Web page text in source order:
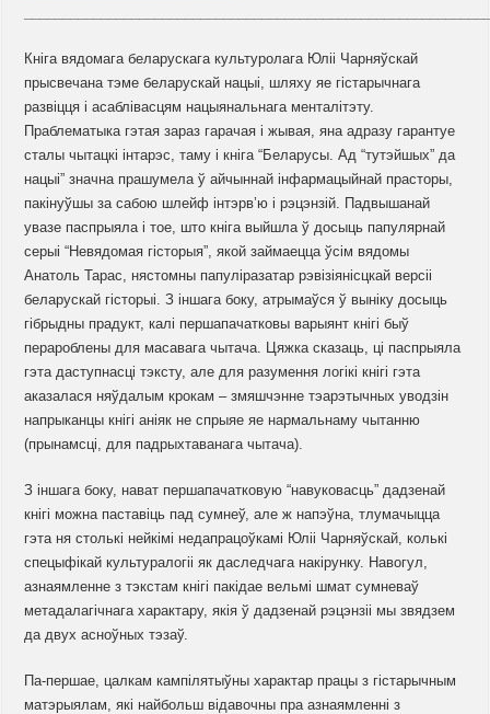
Кніга вядомага беларускага культуролага Юліі Чарняўскай
прысвечана тэме беларускай нацыі, шляху яе гістарычнага
развіцця і асаблівасцям нацыянальнага менталітэту.
Праблематыка гэтая зараз гарачая і жывая, яна адразу гарантуе
сталы чытацкі інтарэс, таму і кніга “Беларусы. Ад “тутэйшых” да
нацыі” значна прашумела ў айчыннай інфармацыйнай прасторы,
пакінуўшы за сабою шлейф інтэрв’ю і рэцэнзій. Падвышанай
увазе паспрыяла і тое, што кніга выйшла ў досыць папулярнай
серыі “Невядомая гісторыя”, якой займаецца ўсім вядомы
Анатоль Тарас, нястомны папуліразатар рэвізіянісцкай версіі
беларускай гісторыі. З іншага боку, атрымаўся ў выніку досыць
гібрыдны прадукт, калі першапачатковы варыянт кнігі быў
перароблены для масавага чытача. Цяжка сказаць, ці паспрыяла
гэта даступнасці тэксту, але для разумення логікі кнігі гэта
аказалася няўдалым крокам – змяшчэнне тэарэтычных уводзін
напрыканцы кнігі аніяк не спрыяе яе нармальнаму чытанню
(прынамсці, для падрыхтаванага чытача).
З іншага боку, нават першапачатковую “навуковасць” дадзенай
кнігі можна паставіць пад сумнеў, але ж напэўна, тлумачыцца
гэта ня столькі нейкімі недапрацоўкамі Юліі Чарняўскай, колькі
спецыфікай культуралогіі як даследчага накірунку. Навогул,
азнаямленне з тэкстам кнігі пакідае вельмі шмат сумневаў
метадалагічнага характару, якія ў дадзенай рэцэнзіі мы звядзем
да двух асноўных тэзаў.
Па-першае, цалкам кампілятыўны характар працы з гістарычным
матэрыялам, які найбольш відавочны пра азнаямленні з